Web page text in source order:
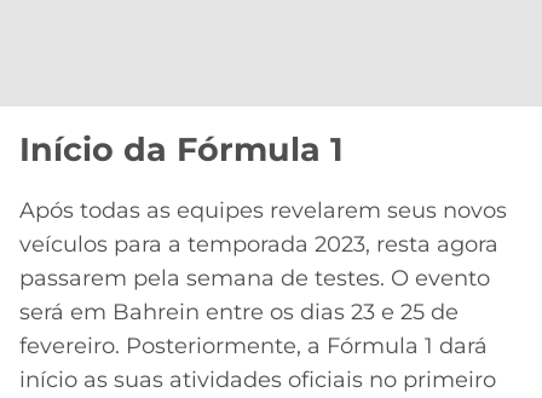
Início da Fórmula 1
Após todas as equipes revelarem seus novos
veículos para a temporada 2023, resta agora
passarem pela semana de testes. O evento
será em Bahrein entre os dias 23 e 25 de
fevereiro. Posteriormente, a Fórmula 1 dará
início as suas atividades oficiais no primeiro